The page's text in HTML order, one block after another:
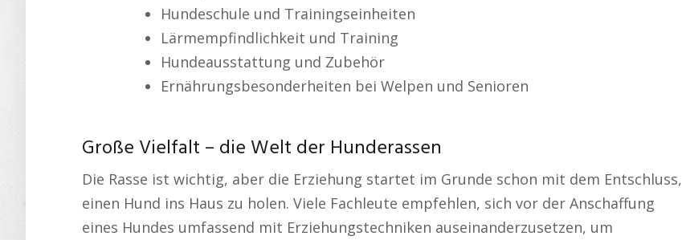
Hundeschule und Trainingseinheiten
Lärmempfindlichkeit und Training
Hundeausstattung und Zubehör
Ernährungsbesonderheiten bei Welpen und Senioren
Große Vielfalt – die Welt der Hunderassen
Die Rasse ist wichtig, aber die Erziehung startet im Grunde schon mit dem Entschluss,
einen Hund ins Haus zu holen. Viele Fachleute empfehlen, sich vor der Anschaffung
eines Hundes umfassend mit Erziehungstechniken auseinanderzusetzen, um